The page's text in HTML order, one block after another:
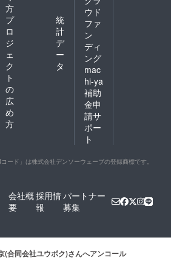
方
プ
ロ
ジ
ェ
ク
ト
の
広
め
方
統
計
デ
ー
タ
ウド
ファ
ン
ディ
ング
mac
hi-ya
補助
金申
請サ
ポー
ト
コード」は株式会社デンソーウェーブの登録商標です。
会社概
要
採用情
報
パートナー
募集
(合同会社ユウボク)さんへアンコール